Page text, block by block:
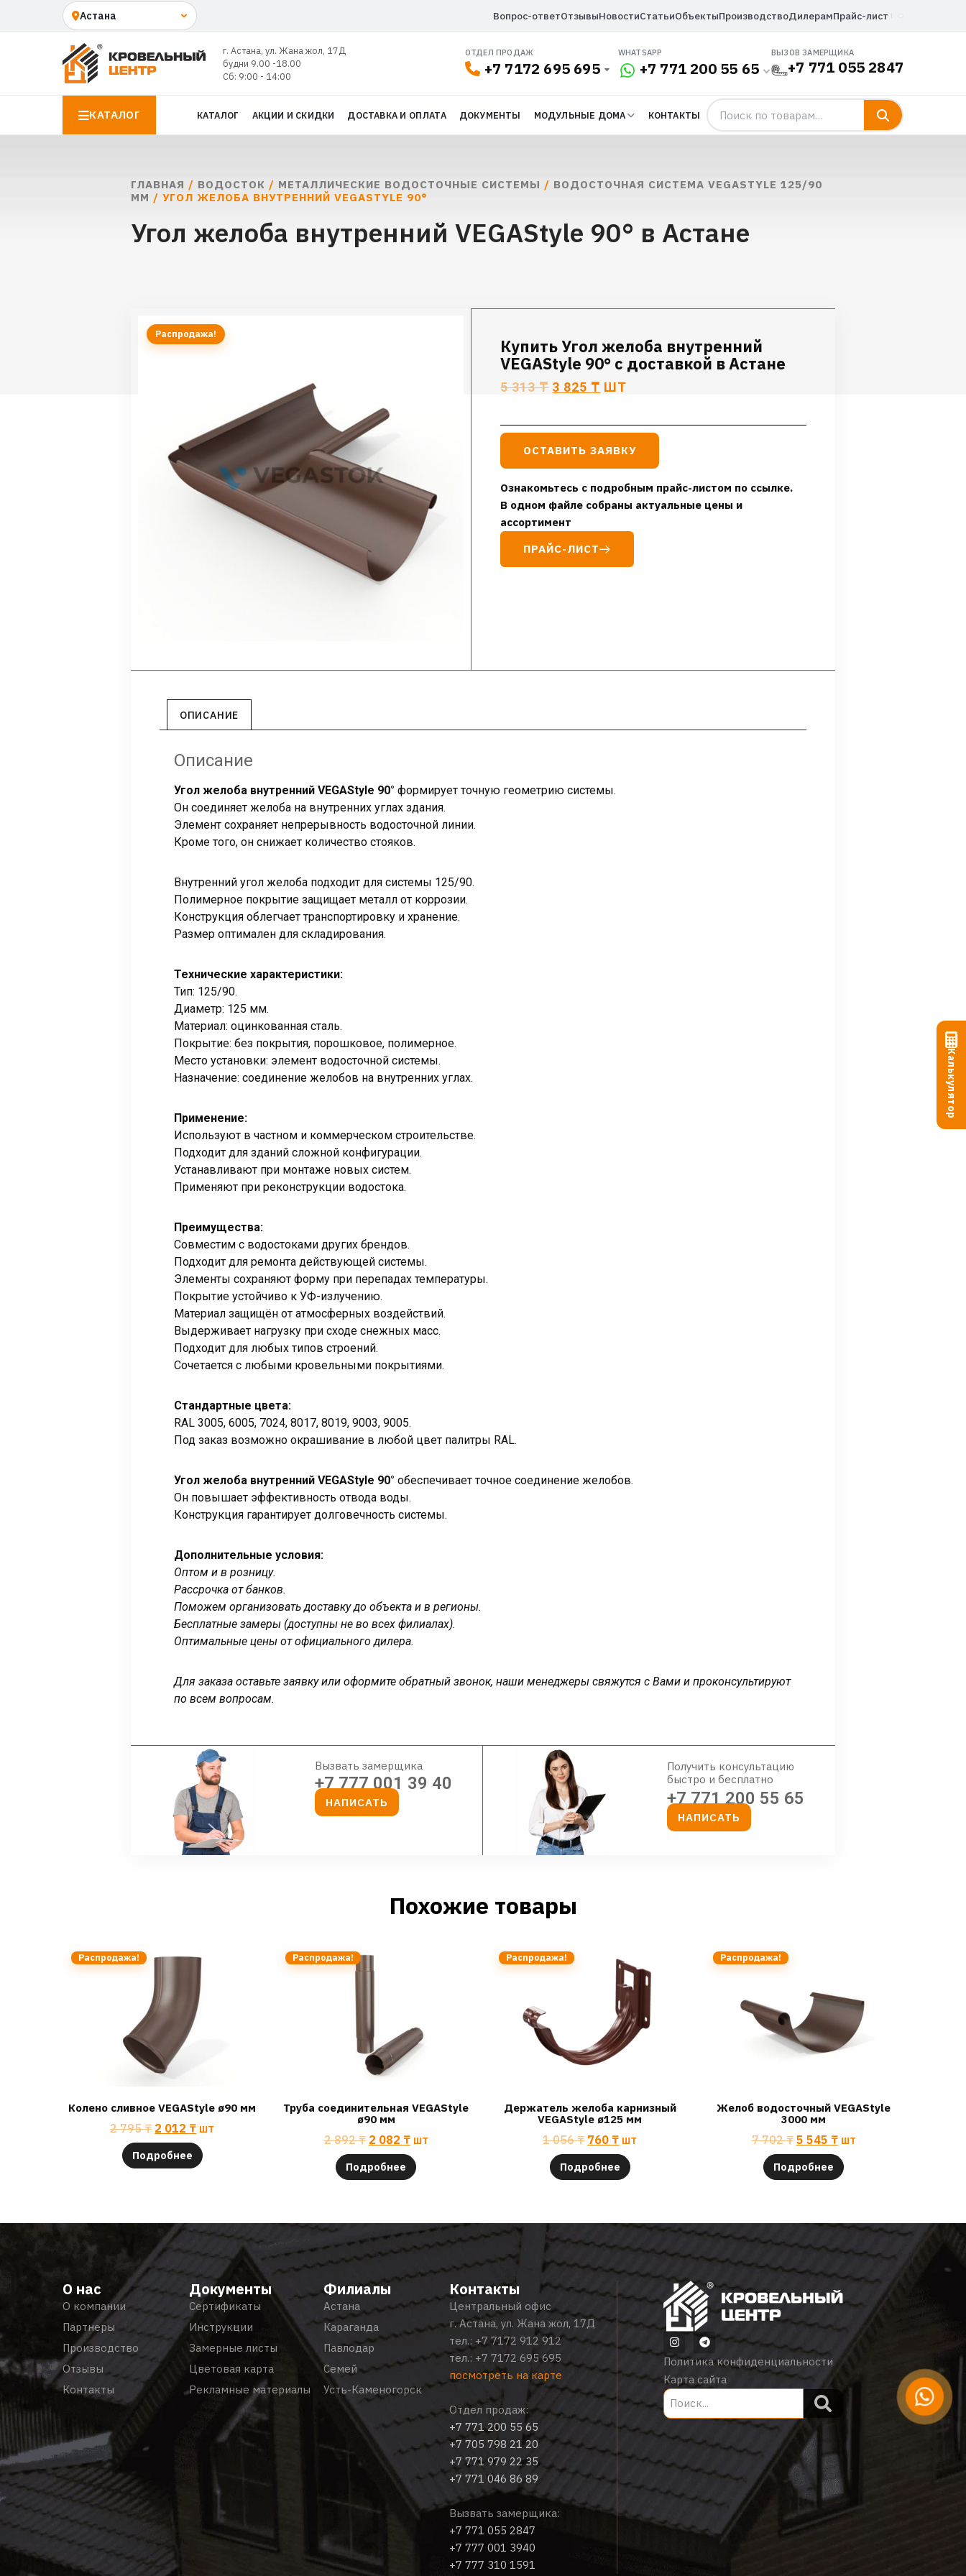
Вопрос-ответОтзывыНовостиСтатьиОбъектыПроизводствоДилерамПрайс-лист
г. Астана, ул. Жана жол, 17Д
будни 9.00 -18.00
Сб: 9:00 - 14:00
ОТДЕЛ ПРОДАЖ
+7 7172 695 695
WHATSAPP
+7 771 200 55 65
ВЫЗОВ ЗАМЕРЩИКА
+7 771 055 2847
КАТАЛОГ КАТАЛОГ АКЦИИ И СКИДКИ ДОСТАВКА И ОПЛАТА ДОКУМЕНТЫ МОДУЛЬНЫЕ ДОМА КОНТАКТЫ
ГЛАВНАЯ / ВОДОСТОК / МЕТАЛЛИЧЕСКИЕ ВОДОСТОЧНЫЕ СИСТЕМЫ / ВОДОСТОЧНАЯ СИСТЕМА VEGASTYLE 125/90
ММ / УГОЛ ЖЕЛОБА ВНУТРЕННИЙ VEGASTYLE 90°
Угол желоба внутренний VEGAStyle 90° в Астане
Распродажа!
Купить Угол желоба внутренний
VEGAStyle 90° с доставкой в Астане
5 313₸ 3 825 ₸ ШТ
ОСТАВИТЬ ЗАЯВКУ
Ознакомьтесь с подробным прайс-листом по ссылке.
В одном файле собраны актуальные цены и
ассортимент
ПРАЙС-ЛИСТ
ОПИСАНИЕ
Описание
Угол желоба внутренний VEGAStyle 90° формирует точную геометрию системы.
Он соединяет желоба на внутренних углах здания.
Элемент сохраняет непрерывность водосточной линии.
Кроме того, он снижает количество стояков.
Внутренний угол желоба подходит для системы 125/90.
Полимерное покрытие защищает металл от коррозии.
Конструкция облегчает транспортировку и хранение.
Размер оптимален для складирования.
Технические характеристики:
Тип: 125/90.
Диаметр: 125 мм.
Материал: оцинкованная сталь.
Покрытие: без покрытия, порошковое, полимерное.
Место установки: элемент водосточной системы.
Назначение: соединение желобов на внутренних углах.
Применение:
Используют в частном и коммерческом строительстве.
Подходит для зданий сложной конфигурации.
Устанавливают при монтаже новых систем.
Применяют при реконструкции водостока.
Преимущества:
Совместим с водостоками других брендов.
Подходит для ремонта действующей системы.
Элементы сохраняют форму при перепадах температуры.
Покрытие устойчиво к УФ-излучению.
Материал защищён от атмосферных воздействий.
Выдерживает нагрузку при сходе снежных масс.
Подходит для любых типов строений.
Сочетается с любыми кровельными покрытиями.
Стандартные цвета:
RAL 3005, 6005, 7024, 8017, 8019, 9003, 9005.
Под заказ возможно окрашивание в любой цвет палитры RAL.
Угол желоба внутренний VEGAStyle 90° обеспечивает точное соединение желобов.
Он повышает эффективность отвода воды.
Конструкция гарантирует долговечность системы.
Дополнительные условия:
Оптом и в розницу.
Рассрочка от банков.
Поможем организовать доставку до объекта и в регионы.
Бесплатные замеры (доступны не во всех филиалах).
Оптимальные цены от официального дилера.
Для заказа оставьте заявку или оформите обратный звонок, наши менеджеры свяжутся с Вами и проконсультируют
по всем вопросам.
Вызвать замерщика
+7 777 001 39 40
НАПИСАТЬ
Получить консультацию
быстро и бесплатно
+7 771 200 55 65
НАПИСАТЬ
Похожие товары
Распродажа!
Колено сливное VEGAStyle ø90 мм
2 795₸ 2 012 ₸ шт
Подробнее
Распродажа!
Труба соединительная VEGAStyle
ø90 мм
2 892₸ 2 082 ₸ шт
Подробнее
Распродажа!
Держатель желоба карнизный
VEGAStyle ø125 мм
1 056₸ 760 ₸ шт
Подробнее
Распродажа!
Желоб водосточный VEGAStyle
3000 мм
7 702₸ 5 545 ₸ шт
Подробнее
О нас
О компании
Партнеры
Производство
Отзывы
Контакты
Документы
Сертификаты
Инструкции
Замерные листы
Цветовая карта
Рекламные материалы
Филиалы
Астана
Караганда
Павлодар
Семей
Усть-Каменогорск
Контакты
Центральный офис
г. Астана, ул. Жана жол, 17Д
тел.: +7 7172 912 912
тел.: +7 7172 695 695
посмотреть на карте
Отдел продаж:
+7 771 200 55 65
+7 705 798 21 20
+7 771 979 22 35
+7 771 046 86 89
Вызвать замерщика:
+7 771 055 2847
+7 777 001 3940
+7 777 310 1591
Политика конфиденциальности
Карта сайта
Калькулятор